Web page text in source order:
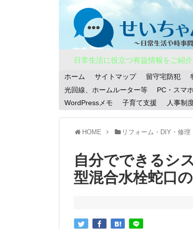
日常生活に役立つ有益情報をご紹
ホーム サイトマップ 留守宅防犯
光回線、ホームルーター等
PC・スマ
WordPressメモ
子育て支援 人事制
HOME リフォーム・DIY・修理
自分でできるシ
型混合水栓蛇口